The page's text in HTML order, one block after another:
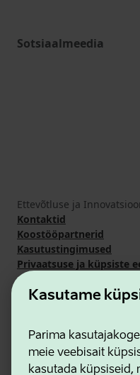
Kasutame
Parima
meie veebisait
kasutada küpsiseid,
Sotsiaalmeedia
Ettevõtluse ja
Kontaktid
Koostööpartnerid
Kasutustingimused
Privaatsuse ja küpsiste